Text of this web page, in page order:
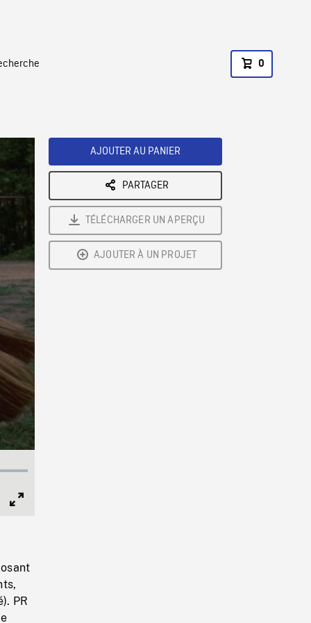
0
PR
AJOUTER AU PANIER
PARTAGER
TÉLÉCHARGER UN APERÇU
AJOUTER À UN PROJET